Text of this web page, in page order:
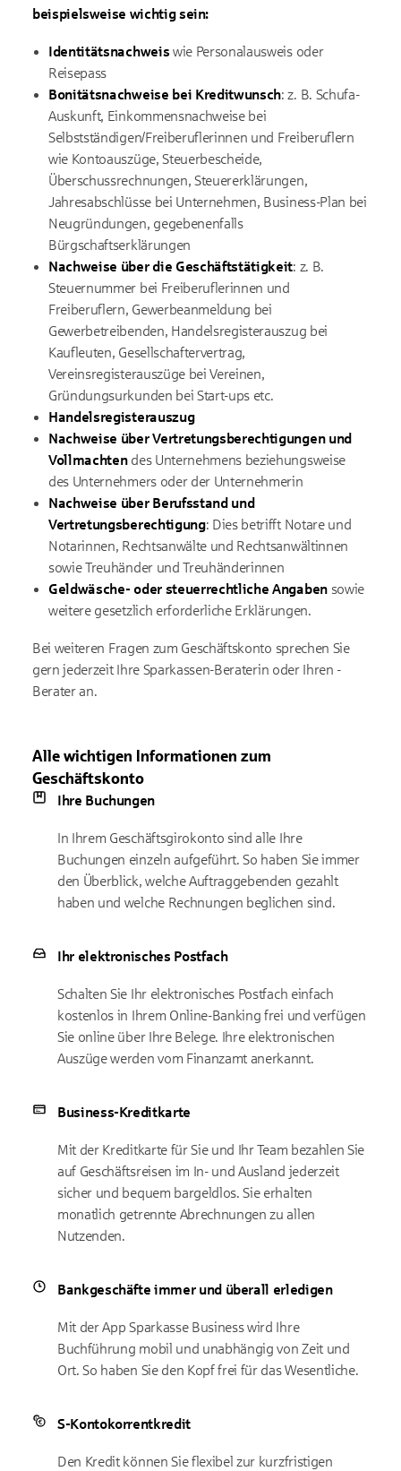
beispielsweise wichtig sein:
Identitätsnachweis wie Personalausweis oder
Reisepass
Bonitätsnachweise bei Kreditwunsch: z. B. Schufa-
Auskunft, Einkommensnachweise bei
Selbstständigen/Freiberuflerinnen und Freiberuflern
wie Kontoauszüge, Steuerbescheide,
Überschussrechnungen, Steuererklärungen,
Jahresabschlüsse bei Unternehmen, Business-Plan bei
Neugründungen, gegebenenfalls
Bürgschaftserklärungen
Nachweise über die Geschäftstätigkeit: z. B.
Steuernummer bei Freiberuflerinnen und
Freiberuflern, Gewerbeanmeldung bei
Gewerbetreibenden, Handelsregisterauszug bei
Kaufleuten, Gesellschaftervertrag,
Vereinsregisterauszüge bei Vereinen,
Gründungsurkunden bei Start-ups etc.
Handelsregisterauszug
Nachweise über Vertretungsberechtigungen und
Vollmachtendes Unternehmens beziehungsweise
des Unternehmers oder der Unternehmerin
Nachweise über Berufsstand und
Vertretungsberechtigung: Dies betrifft Notare und
Notarinnen, Rechtsanwälte und Rechtsanwältinnen
sowie Treuhänder und Treuhänderinnen
Geldwäsche- oder steuerrechtliche Angabensowie
weitere gesetzlich erforderliche Erklärungen.
Bei weiteren Fragen zum Geschäftskonto sprechen Sie
gern jederzeit Ihre Sparkassen-Beraterin oder Ihren -
Berater an.
Alle wichtigen Informationen zum
Geschäftskonto
Ihre Buchungen
In Ihrem Geschäftsgirokonto sind alle Ihre
Buchungen einzeln aufgeführt. So haben Sie immer
den Überblick, welche Auftraggebenden gezahlt
haben und welche Rechnungen beglichen sind.
Ihr elektronisches Postfach
Schalten Sie Ihr elektronisches Postfach einfach
kostenlos in Ihrem Online-Banking frei und verfügen
Sie online über Ihre Belege. Ihre elektronischen
Auszüge werden vom Finanzamt anerkannt.
Business-Kreditkarte
Mit der Kreditkarte für Sie und Ihr Team bezahlen Sie
auf Geschäftsreisen im In- und Ausland jederzeit
sicher und bequem bargeldlos. Sie erhalten
monatlich getrennte Abrechnungen zu allen
Nutzenden.
Bankgeschäfte immer und überall erledigen
Mit der App Sparkasse Business wird Ihre
Buchführung mobil und unabhängig von Zeit und
Ort. So haben Sie den Kopf frei für das Wesentliche.
S-Kontokorrentkredit
Den Kredit können Sie flexibel zur kurzfristigen